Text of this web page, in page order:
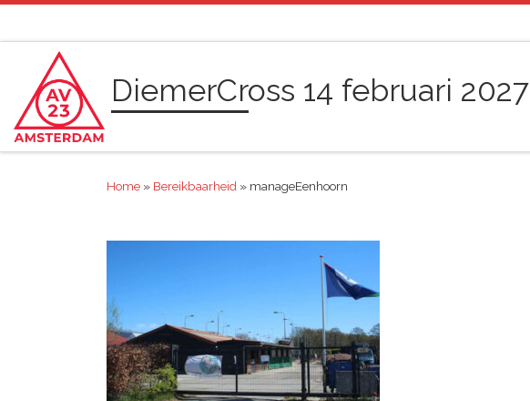
DiemerCross 14 februari 2027
Home » Bereikbaarheid » manageEenhoorn